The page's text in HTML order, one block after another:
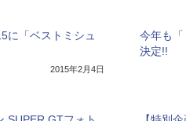
に「ベストミシュ
2015年2月4日
今年も
決定!!